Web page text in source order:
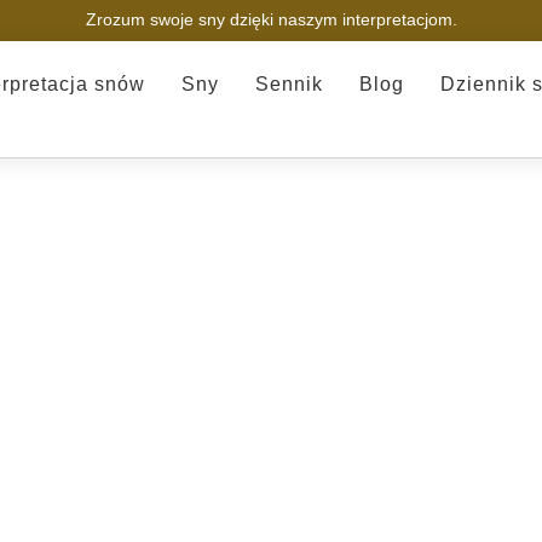
Zrozum swoje sny dzięki naszym interpretacjom.
snów Sny Sennik Blog Dziennik